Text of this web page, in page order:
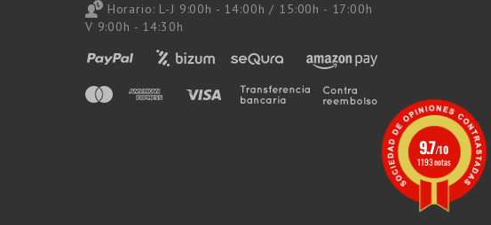
Horario: L-J 9:00h - 14:00h / 15:00h - 17:00h
V 9:00h - 14:30h
9.7/10
1193 notas